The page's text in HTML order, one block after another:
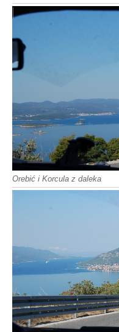
Orebić i Korcula z daleka